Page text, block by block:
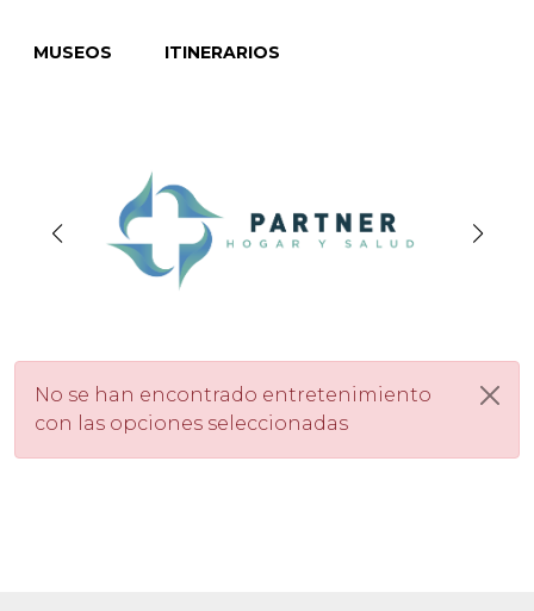
MUSEOS ITINERARIOS
No se han encontrado entretenimiento
con las opciones seleccionadas